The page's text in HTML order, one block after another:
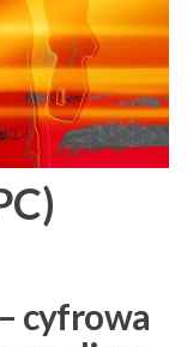
cyfrowa